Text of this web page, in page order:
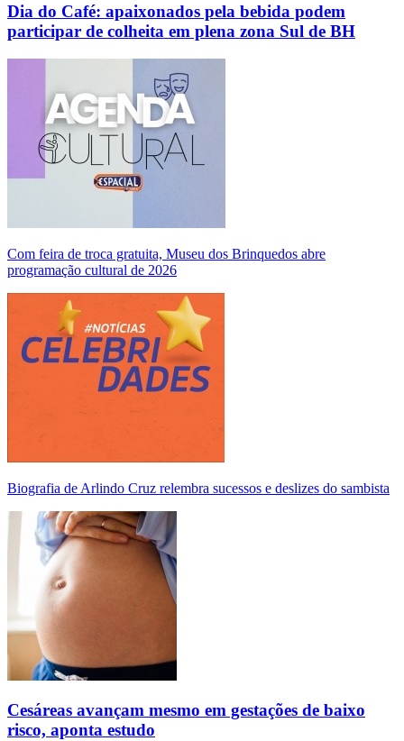
Dia do Café: apaixonados pela bebida podem
participar de colheita em plena zona Sul de BH
Com feira de troca gratuita, Museu dos Brinquedos abre
programação cultural de 2026
Biografia de Arlindo Cruz relembra sucessos e deslizes do sambista
Cesáreas avançam mesmo em gestações de baixo
risco, aponta estudo